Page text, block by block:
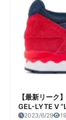
【最新リー
GEL-LYTE V
2023/6/29